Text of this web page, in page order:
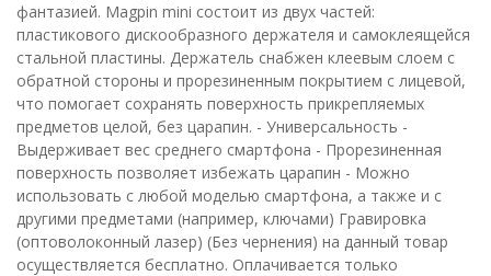
фантазией. Magpin mini состоит из двух частей:
пластикового дискообразного держателя и самоклеящейся
стальной пластины. Держатель снабжен клеевым слоем с
обратной стороны и прорезиненным покрытием с лицевой,
что помогает сохранять поверхность прикрепляемых
предметов целой, без царапин. - Универсальность -
Выдерживает вес среднего смартфона - Прорезиненная
поверхность позволяет избежать царапин - Можно
использовать с любой моделью смартфона, а также и с
другими предметами (например, ключами) Гравировка
(оптоволоконный лазер) (Без чернения) на данный товар
осуществляется бесплатно. Оплачивается только